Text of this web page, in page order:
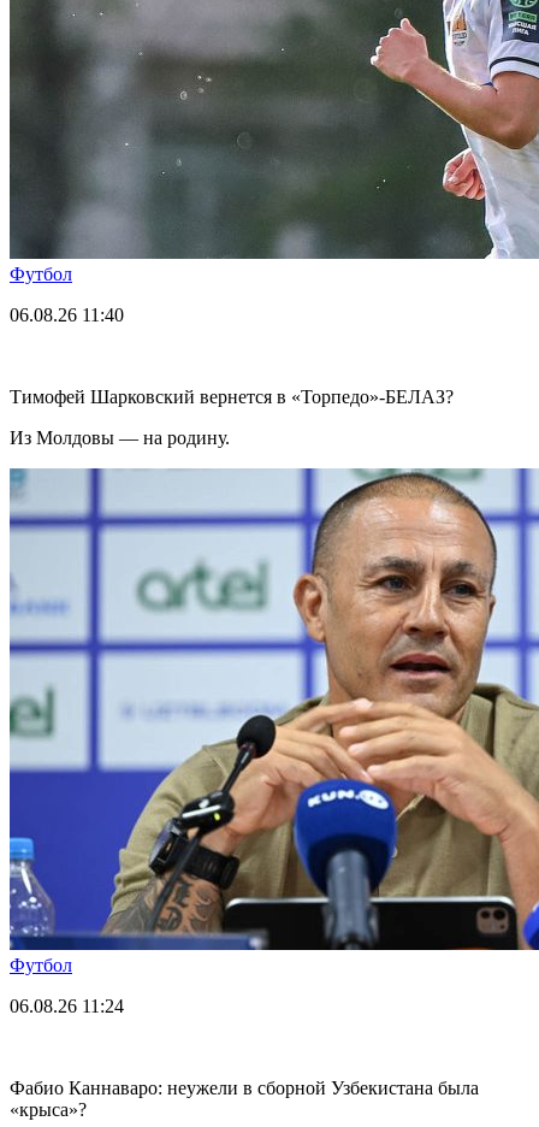
Футбол
06.08.26 11:40
Тимофей Шарковский вернется в «Торпедо»-БЕЛАЗ?
Из Молдовы — на родину.
Футбол
06.08.26 11:24
Фабио Каннаваро: неужели в сборной Узбекистана была
«крыса»?